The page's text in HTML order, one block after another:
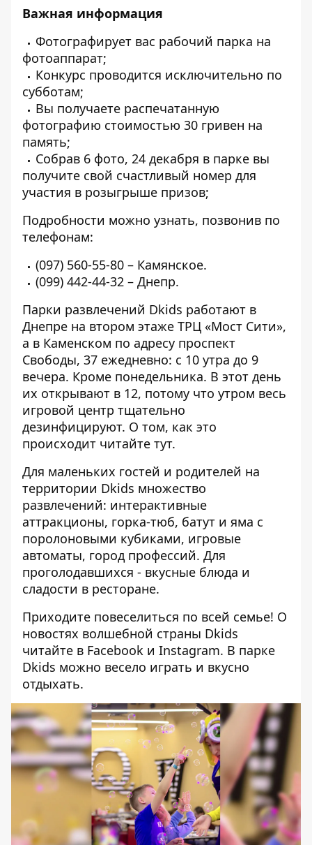
Важная информация
Фотографирует вас рабочий парка на
фотоаппарат;
Конкурс проводится исключительно по
субботам;
Вы получаете распечатанную
фотографию стоимостью 30 гривен на
память;
Собрав 6 фото, 24 декабря в парке вы
получите свой счастливый номер для
участия в розыгрыше призов;⠀
Подробности можно узнать, позвонив по
телефонам:
(097) 560-55-80 – Камянское.
(099) 442-44-32 – Днепр.
Парки развлечений Dkids работают в
Днепре на втором этаже ТРЦ «Мост Сити»,
а в Каменском по адресу проспект
Свободы, 37 ежедневно: с 10 утра до 9
вечера. Кроме понедельника. В этот день
их открывают в 12, потому что утром весь
игровой центр тщательно
дезинфицируют. О том, как это
происходит читайте тут.
Для маленьких гостей и родителей на
территории Dkids множество
развлечений: интерактивные
аттракционы, горка-тюб, батут и яма с
поролоновыми кубиками, игровые
автоматы, город профессий. Для
проголодавшихся - вкусные блюда и
сладости в ресторане.
Приходите повеселиться по всей семье! О
новостях волшебной страны Dkids
читайте в Facebook и Instagram. В парке
Dkids можно весело играть и вкусно
отдыхать.